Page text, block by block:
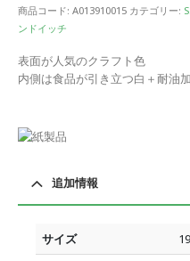
商品コード: A013910015 カテゴリー:
ンドイッチ
表面が人気のクラフト色
内側は食品が引き立つ白＋耐油
追加情報
サイズ